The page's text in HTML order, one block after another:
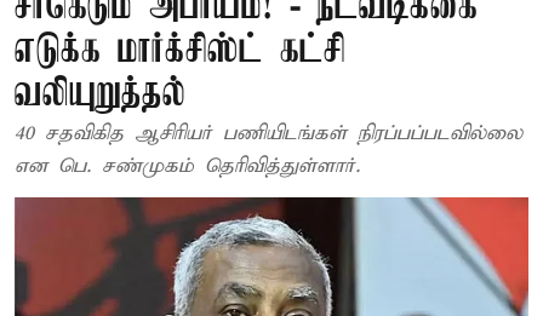
எடுக்க மார்க்சிஸ்ட் கட்சி
வலியுறுத்தல்
40 சதவிகித ஆசிரியர் பணியிடங்கள் நிரப்பப்படவில்லை
என பெ. சண்முகம் தெரிவித்துள்ளார்.